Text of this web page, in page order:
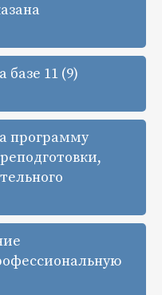
11 (9)
программу